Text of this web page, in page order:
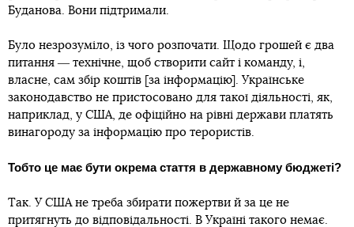
Буданова. Вони підтримали.
Було незрозуміло, із чого розпочати. Щодо грошей є два
питання ― технічне, щоб створити сайт і команду, і,
власне, сам збір коштів [за інформацію]. Українське
законодавство не пристосовано для такої діяльності, як,
наприклад, у США, де офіційно на рівні держави платять
винагороду за інформацію про терористів.
Тобто це має бути окрема стаття в державному бюджеті?
Так. У США не треба збирати пожертви й за це не
притягнуть до відповідальності. В Україні такого немає.